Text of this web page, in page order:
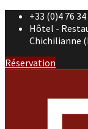
+33 (0)4 76
Hôtel -
Chichilianne
Réservation